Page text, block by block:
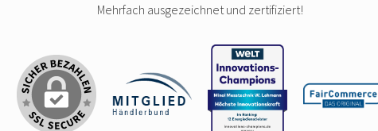
Mehrfach ausgezeichnet und zertifiziert!